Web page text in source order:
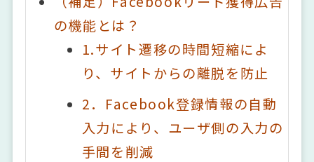
の機能とは？
1.サイト遷移の時間短縮によ
り、サイトからの離脱を防止
2．Facebook登録情報の自動
入力により、ユーザ側の入力の
手間を削減